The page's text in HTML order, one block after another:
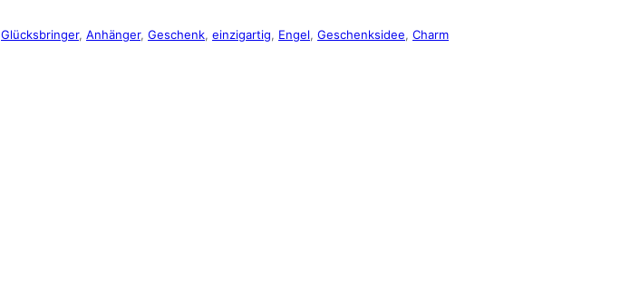
Glücksbringer, Anhänger, Geschenk, einzigartig, Engel, Geschenksidee, Charm